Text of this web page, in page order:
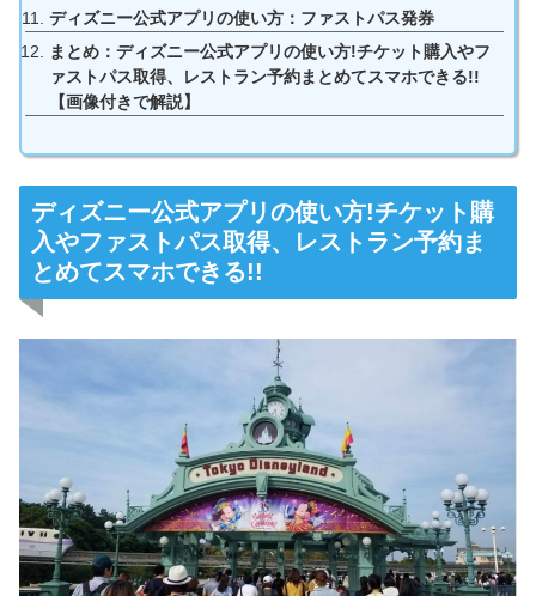
ディズニー公式アプリの使い方：ファストパス発券
まとめ：ディズニー公式アプリの使い方!チケット購入やフ
ァストパス取得、レストラン予約まとめてスマホできる!!
【画像付きで解説】
ディズニー公式アプリの使い方!チケット購
入やファストパス取得、レストラン予約ま
とめてスマホできる!!